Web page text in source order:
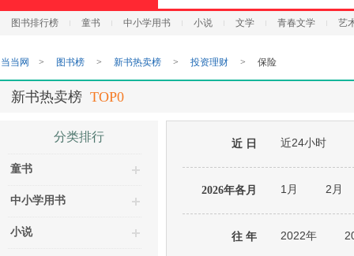
图书排行榜 童书 中小学用书 小说 文学 青春文学 艺
页
加
当当网 > 图书榜 > 新书热卖榜 > 投资理财 > 保险
新书热卖榜 TOP0
分类排行
童书
中小学用书
小说
近 日 近24小时
2026年各月 1月 2月
往 年 2022年